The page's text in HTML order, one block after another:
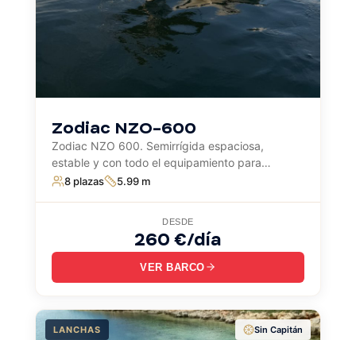
Zodiac NZO-600
Zodiac NZO 600. Semirrígida espaciosa,
estable y con todo el equipamiento para
disfrutar el día en el mar…
8 plazas 5.99 m
DESDE
260 €/día
VER BARCO
LANCHAS Sin Capitán